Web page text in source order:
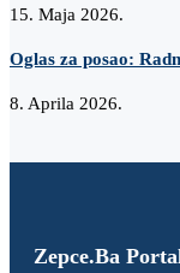
15. Maja 2026.
Oglas za posao:
8. Aprila 2026.
Zepce.Ba